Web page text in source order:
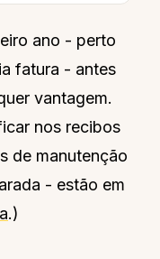
ano - perto
fatura - antes
vantagem.
nos recibos
de manutenção
- estão em
.)